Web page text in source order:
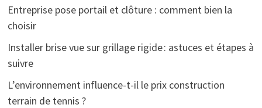
Entreprise pose portail et clôture : comment bien la
choisir
Installer brise vue sur grillage rigide : astuces et étapes à
suivre
L’environnement influence-t-il le prix construction
terrain de tennis ?